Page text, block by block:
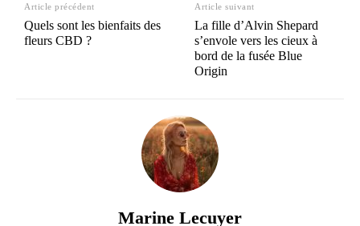
Article précédent
Quels sont les bienfaits des
fleurs CBD ?
Article suivant
La fille d’Alvin Shepard
s’envole vers les cieux à
bord de la fusée Blue
Origin
Marine Lecuyer